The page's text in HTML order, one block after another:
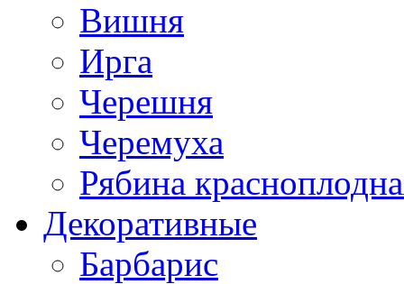
Вишня
Ирга
Черешня
Черемуха
Рябина
Декоративные
Барбарис